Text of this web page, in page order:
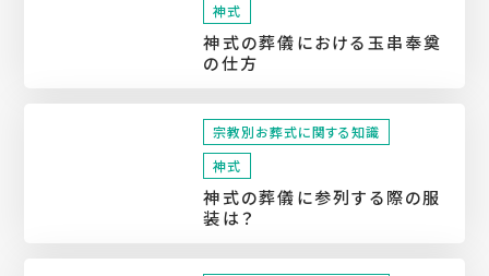
神式
神式の葬儀における玉串奉奠
の仕方
宗教別お葬式に関する知識
神式
神式の葬儀に参列する際の服
装は？